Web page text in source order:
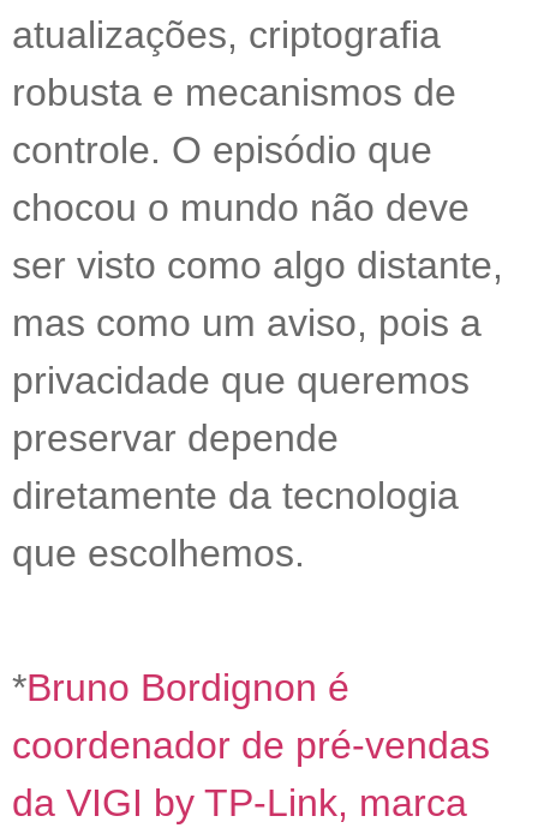
atualizações, criptografia
robusta e mecanismos de
controle. O episódio que
chocou o mundo não deve
ser visto como algo distante,
mas como um aviso, pois a
privacidade que queremos
preservar depende
diretamente da tecnologia
que escolhemos.
*Bruno Bordignon é
coordenador de pré-vendas
da VIGI by TP-Link, marca